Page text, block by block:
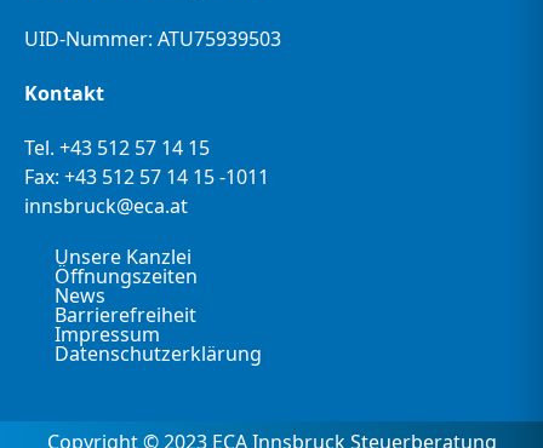
UID-Nummer: ATU75939503
Kontakt
Tel. +43 512 57 14 15
Fax: +43 512 57 14 15 -1011
innsbruck@eca.at
Unsere Kanzlei
Öffnungszeiten
News
Barrierefreiheit
Impressum
Datenschutzerklärung
Copyright © 2023 ECA Innsbruck Steuerberatung